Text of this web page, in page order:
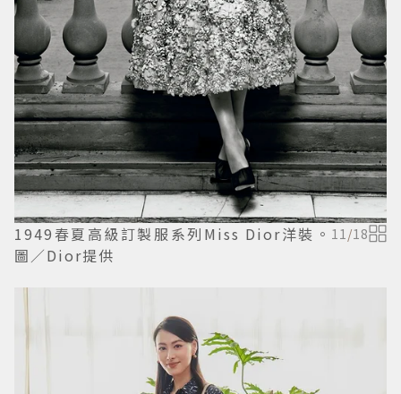
1949春夏高級訂製服系列Miss Dior洋裝。
圖／Dior提供
11 /18